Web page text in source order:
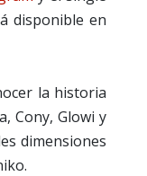
disponible en
la historia
Cony, Glowi y
dimensiones